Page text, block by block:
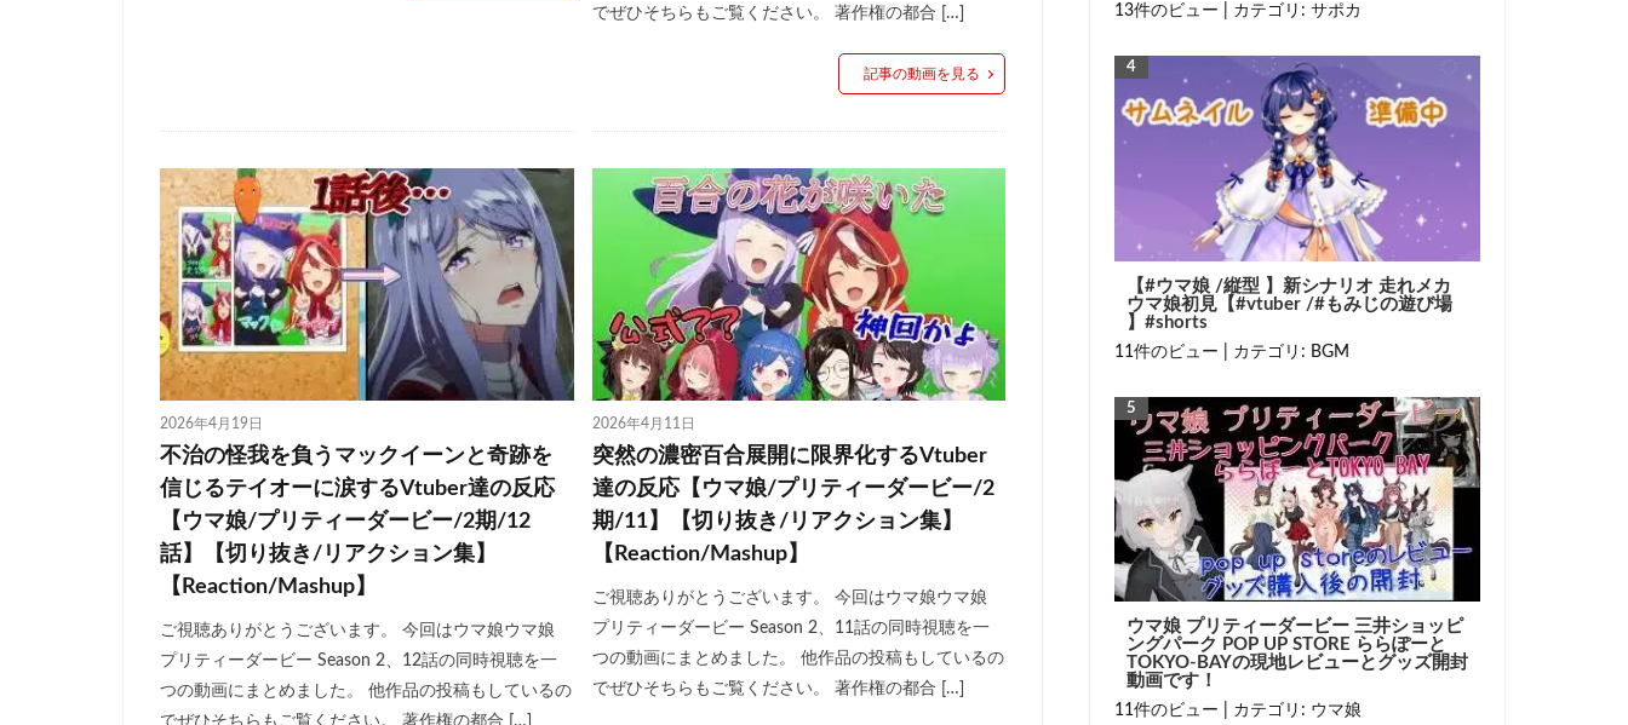
でぜひそちらもご覧ください。 著作権の都合 […]
記事の動画を見る
2026年4月19日
不治の怪我を負うマックイーンと奇跡を
信じるテイオーに涙するVtuber達の反応
【ウマ娘/プリティーダービー/2期/12
話】【切り抜き/リアクション集】
【Reaction/Mashup】
ご視聴ありがとうございます。 今回はウマ娘ウマ娘
プリティーダービー Season 2、12話の同時視聴を一
つの動画にまとめました。 他作品の投稿もしているの
でぜひそちらもご覧ください。 著作権の都合 […]
2026年4月11日
突然の濃密百合展開に限界化するVtuber
達の反応【ウマ娘/プリティーダービー/2
期/11】【切り抜き/リアクション集】
【Reaction/Mashup】
ご視聴ありがとうございます。 今回はウマ娘ウマ娘
プリティーダービー Season 2、11話の同時視聴を一
つの動画にまとめました。 他作品の投稿もしているの
でぜひそちらもご覧ください。 著作権の都合 […]
13件のビュー カテゴリ: サポカ
【#ウマ娘 /縦型 】新シナリオ 走れメカ
ウマ娘初見【#vtuber /#もみじの遊び場
】#shorts
11件のビュー カテゴリ: BGM
ウマ娘 プリティーダービー 三井ショッピ
ングパーク POP UP STORE ららぽーと
TOKYO-BAYの現地レビューとグッズ開封
動画です！
11件のビュー カテゴリ: ウマ娘